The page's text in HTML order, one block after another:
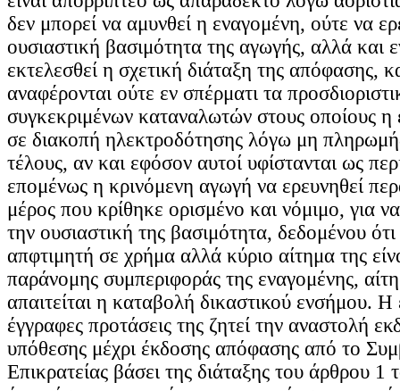
δεν μπορεί να αμυνθεί η εναγομένη, ούτε να
ουσιαστική βασιμότητα της αγωγής, αλλά και
εκτελεσθεί η σχετική διάταξη της απόφασης,
αναφέρονται ούτε εν σπέρματι τα
συγκεκριμένων καταναλωτών στους οποίους
σε διακοπή ηλεκτροδότησης λόγω μη
τέλους, αν και εφόσον αυτοί υφίστανται ως
επομένως η κρινόμενη αγωγή να ερευνηθεί
μέρος που κρίθηκε ορισμένο και νόμιμο, για
την ουσιαστική της βασιμότητα, δεδομένου
απφτιμητή σε χρήμα αλλά κύριο αίτημα της
παράνομης συμπεριφοράς της εναγομένης,
απαιτείται η καταβολή δικαστικού ενσήμου. Η
έγγραφες προτάσεις της ζητεί την αναστολή
υπόθεσης μέχρι έκδοσης απόφασης από το
Επικρατείας βάσει της διάταξης του άρθρου